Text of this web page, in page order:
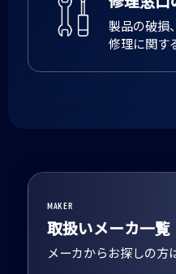
製品の破損
修理に関す
MAKER
取扱いメーカ一覧
メーカからお探しの方